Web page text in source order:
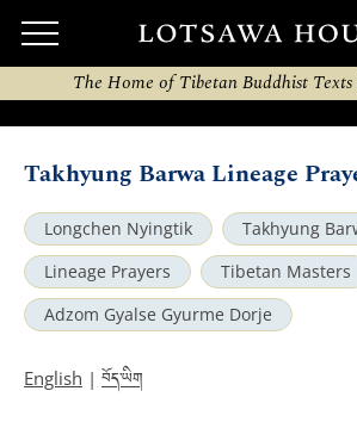
The Home of Tibetan Buddhist
Takhyung Barwa Lineage
Longchen Nyingtik
Takhyung
Lineage Prayers
Tibetan Masters
Adzom Gyalse Gyurme Dorje
English | བོད་ཡིག